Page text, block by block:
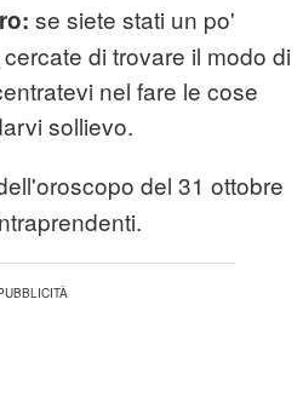
se siete stati un po'
di trovare il modo di
nel fare le cose
sollievo.
del 31 ottobre